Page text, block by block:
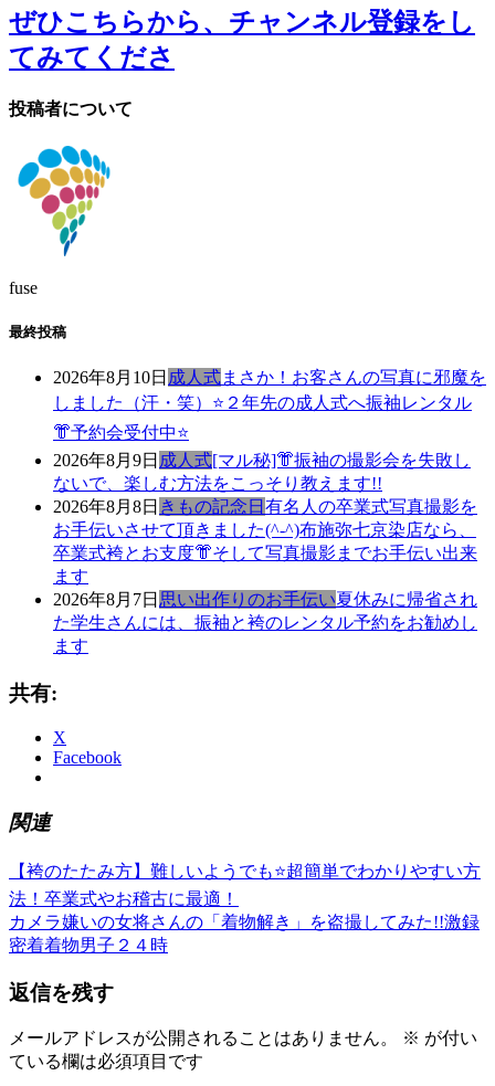
ぜひこちらから、チャンネル登録をし
てみてくださ
投稿者について
fuse
最終投稿
2026年8月10日 成人式まさか！お客さんの写真に邪魔を
しました（汗・笑）⭐️２年先の成人式へ振袖レンタル
👘予約会受付中⭐️
2026年8月9日 成人式[マル秘]👘振袖の撮影会を失敗し
ないで、楽しむ方法をこっそり教えます!!
2026年8月8日 きもの記念日 有名人の卒業式写真撮影を
お手伝いさせて頂きました(^-^)布施弥七京染店なら、
卒業式袴とお支度👘そして写真撮影までお手伝い出来
ます
2026年8月7日 思い出作りのお手伝い夏休みに帰省され
た学生さんには、振袖と袴のレンタル予約をお勧めし
ます
共有:
X
Facebook
関連
japankimono menskimono yamagata
き
も
の
ゆ
か
た
ゆ
か
た
投
稿
ナ
ビ
ー
前
の
記
事:
【袴のたたみ方】難しいようでも⭐️超簡単でわかりやすい方
法！卒業式やお稽古に最適！
次
の
事:
カメラ嫌いの女将さんの「着物解き」を盗撮してみた!!激録
密着着物男子２４時
返信を残す
メールアドレスが公開されることはありません。 ※ が付い
ている欄は必須項目です